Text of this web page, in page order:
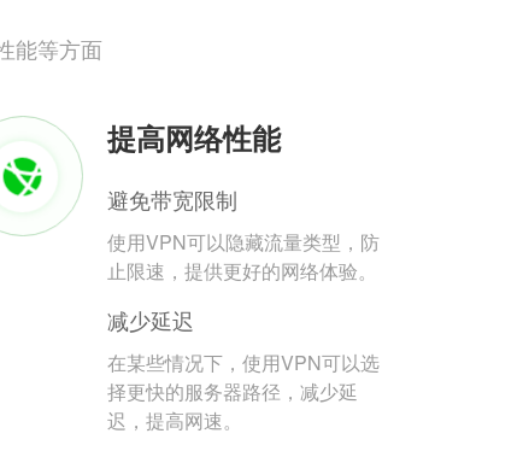
能等方面
提高网络性能
避免带宽限制
使用VPN可以隐藏流量类型，防
止限速，提供更好的网络体验。
减少延迟
在某些情况下，使用VPN可以选
择更快的服务器路径，减少延
迟，提高网速。